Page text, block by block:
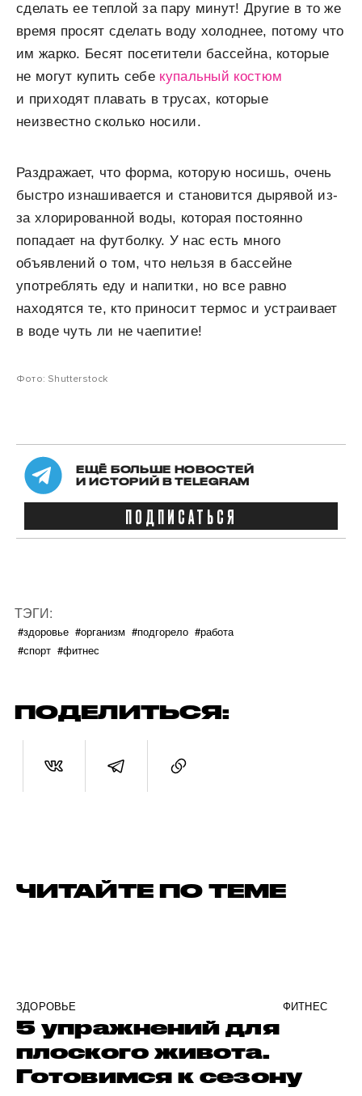
сделать ее теплой за пару минут! Другие в то же
время просят сделать воду холоднее, потому что
им жарко. Бесят посетители бассейна, которые
не могут купить себе купальный костюм
и приходят плавать в трусах, которые
неизвестно сколько носили.
Раздражает, что форма, которую носишь, очень
быстро изнашивается и становится дырявой из-
за хлорированной воды, которая постоянно
попадает на футболку. У нас есть много
объявлений о том, что нельзя в бассейне
употреблять еду и напитки, но все равно
находятся те, кто приносит термос и устраивает
в воде чуть ли не чаепитие!
Фото: Shutterstock
ЕЩЁ БОЛЬШЕ НОВОСТЕЙ
И ИСТОРИЙ В TELEGRAM
ПОДПИСАТЬСЯ
ТЭГИ:
#здоровье #организм #подгорело #работа
#спорт #фитнес
ПОДЕЛИТЬСЯ:
ЧИТАЙТЕ ПО ТЕМЕ
ЗДОРОВЬЕ ФИТНЕС
5 упражнений для
плоского живота.
Готовимся к сезону